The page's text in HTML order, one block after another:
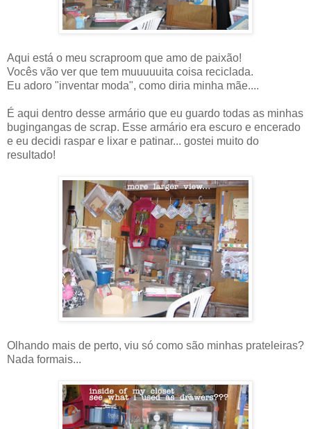
Aqui está o meu scraproom que amo de paixão!
Vocês vão ver que tem muuuuuita coisa reciclada.
Eu adoro "inventar moda", como diria minha mãe....
É aqui dentro desse armário que eu guardo todas as minhas
bugingangas de scrap. Esse armário era escuro e encerado
e eu decidi raspar e lixar e patinar... gostei muito do
resultado!
Olhando mais de perto, viu só como são minhas prateleiras?
Nada formais...